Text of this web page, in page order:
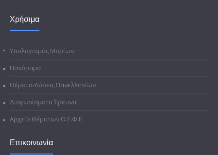
Χρήσιμα
Υπολογισμός Μορίων
Πανόραμα
Θέματα-Λύσεις Πανελληνίων
Διαγωνίσματα Έρευνα
Αρχείο Θέματων Ο.Ε.Φ.Ε.
Επικοινωνία